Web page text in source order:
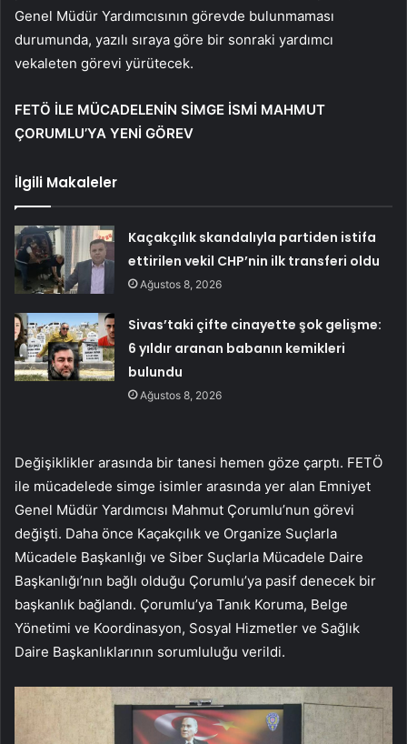
Genel Müdür Yardımcısının görevde bulunmaması
durumunda, yazılı sıraya göre bir sonraki yardımcı
vekaleten görevi yürütecek.
FETÖ İLE MÜCADELENİN SİMGE İSMİ MAHMUT
ÇORUMLU’YA YENİ GÖREV
İlgili Makaleler
Kaçakçılık skandalıyla partiden istifa
ettirilen vekil CHP’nin ilk transferi oldu
Ağustos 8, 2026
Sivas’taki çifte cinayette şok gelişme:
6 yıldır aranan babanın kemikleri
bulundu
Ağustos 8, 2026
Değişiklikler arasında bir tanesi hemen göze çarptı. FETÖ
ile mücadelede simge isimler arasında yer alan Emniyet
Genel Müdür Yardımcısı Mahmut Çorumlu’nun görevi
değişti. Daha önce Kaçakçılık ve Organize Suçlarla
Mücadele Başkanlığı ve Siber Suçlarla Mücadele Daire
Başkanlığı’nın bağlı olduğu Çorumlu’ya pasif denecek bir
başkanlık bağlandı. Çorumlu’ya Tanık Koruma, Belge
Yönetimi ve Koordinasyon, Sosyal Hizmetler ve Sağlık
Daire Başkanlıklarının sorumluluğu verildi.